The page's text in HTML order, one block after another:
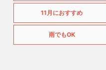
11月におすすめ
雨でもOK